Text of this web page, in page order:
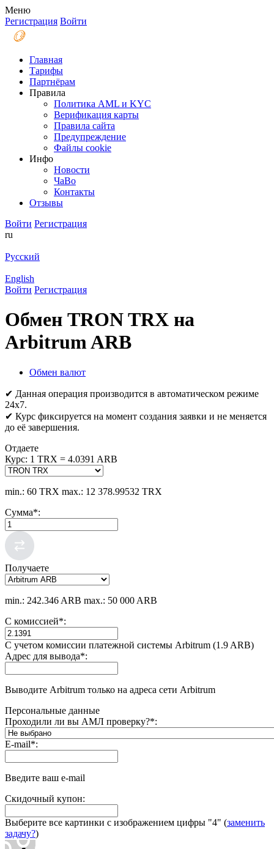
Меню
Регистрация Войти
Главная
Тарифы
Партнёрам
Правила
Политика AML и KYC
Верификация карты
Правила сайта
Предупреждение
Файлы coоkie
Инфо
Новости
ЧаВо
Контакты
Отзывы
Войти Регистрация
ru
Русский
English
Войти Регистрация
Обмен TRON TRX на
Arbitrum ARB
Обмен валют
✔ Данная операция производится в автоматическом режиме
24х7.
✔ Курс фиксируется на момент создания заявки и не меняется
до её завершения.
Отдаете
Курс: 1 TRX = 4.0391 ARB
min.: 60 TRX max.: 12 378.99532 TRX
Сумма*:
Получаете
min.: 242.346 ARB max.: 50 000 ARB
С комиссией*:
С учетом комиссии платежной системы Arbitrum (1.9 ARB)
Адрес для вывода*:
Выводите Arbitrum только на адреса сети Arbitrum
Персональные данные
Проходили ли вы АМЛ проверку?*:
E-mail*:
Введите ваш e-mail
Скидочный купон:
Выберите все картинки с изображением цифры "4" (заменить
задачу?)